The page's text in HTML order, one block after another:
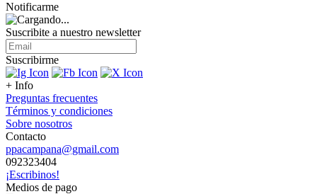
Notificarme
Suscribite a nuestro newsletter
Suscribirme
+ Info
Preguntas frecuentes
Términos y condiciones
Sobre nosotros
Contacto
ppacampana@gmail.com
092323404
¡Escribinos!
Medios de pago